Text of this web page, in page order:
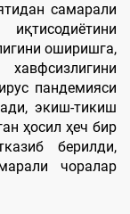
самарали
оширишга,
пандемияси
экиш-тикиш
ҳосил ҳеч бир
берилди,
чоралар